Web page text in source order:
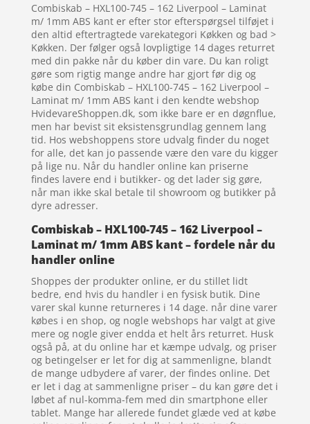
Combiskab – HXL100-745 – 162 Liverpool – Laminat
m/ 1mm ABS kant er efter stor efterspørgsel tilføjet i
den altid eftertragtede varekategori Køkken og bad >
Køkken. Der følger også lovpligtige 14 dages returret
med din pakke når du køber din vare. Du kan roligt
gøre som rigtig mange andre har gjort før dig og
købe din Combiskab – HXL100-745 – 162 Liverpool –
Laminat m/ 1mm ABS kant i den kendte webshop
HvidevareShoppen.dk, som ikke bare er en døgnflue,
men har bevist sit eksistensgrundlag gennem lang
tid. Hos webshoppens store udvalg finder du noget
for alle, det kan jo passende være den vare du kigger
på lige nu. Når du handler online kan priserne
findes lavere end i butikker- og det lader sig gøre,
når man ikke skal betale til showroom og butikker på
dyre adresser.
Combiskab – HXL100-745 – 162 Liverpool –
Laminat m/ 1mm ABS kant – fordele når du
handler online
Shoppes der produkter online, er du stillet lidt
bedre, end hvis du handler i en fysisk butik. Dine
varer skal kunne returneres i 14 dage. når dine varer
købes i en shop, og nogle webshops har valgt at give
mere og nogle giver endda et helt års returret. Husk
også på, at du online har et kæmpe udvalg, og priser
og betingelser er let for dig at sammenligne, blandt
de mange udbydere af varer, der findes online. Det
er let i dag at sammenligne priser – du kan gøre det i
løbet af nul-komma-fem med din smartphone eller
tablet. Mange har allerede fundet glæde ved at købe